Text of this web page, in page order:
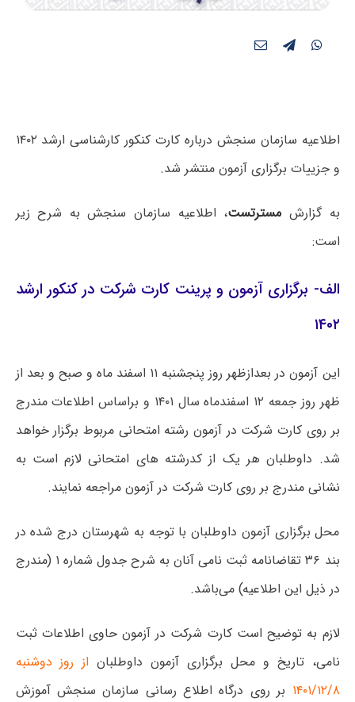
اطلاعیه‌ سازمان سنجش درباره کارت کنکور کارشناسی ارشد ۱۴۰۲
و جزییات برگزاری آزمون منتشر شد.
به گزارش مسترتست، اطلاعیه سازمان سنجش به شرح زیر
است:
الف- برگزاری آزمون و پرینت کارت شرکت در کنکور ارشد
۱۴۰۲
این آزمون در بعدازظهر روز پنجشنبه ۱۱ اسفند ماه و صبح و بعد از
ظهر روز جمعه ۱۲ اسفندماه سال ۱۴۰۱ و براساس اطلاعات مندرج
بر روی کارت شرکت در آزمون رشته امتحانی مربوط برگزار خواهد
شد. داوطلبان هر یک از کدرشته های امتحانی لازم است به
نشانی مندرج بر روی کارت شرکت در آزمون مراجعه نمایند.
محل برگزاری آزمون داوطلبان با توجه به شهرستان درج شده در
بند ۳۶ تقاضانامه ثبت نامی آنان به شرح جدول شماره ۱ (مندرج
در ذیل این اطلاعیه) می‌باشد.
لازم به توضیح است کارت شرکت در آزمون حاوی اطلاعات ثبت
نامی، تاریخ و محل برگزاری آزمون داوطلبان از روز دوشنبه
۱۴۰۱/۱۲/۸ بر روی درگاه اطلاع رسانی سازمان سنجش آموزش